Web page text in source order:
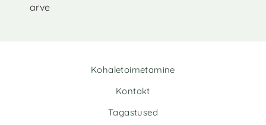
arve
Kohaletoimetamine
Kontakt
Tagastused